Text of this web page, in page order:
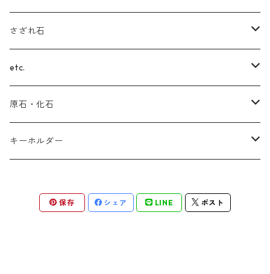
サファイア
翡翠（ヒスイ）
セラフィナイト
ラピスラズリ
エメラルド
ブルートパーズ
ターコイズ
ルビー
シェブロン
ローマングラス
インカローズ(ロードクロサイト)
チャロアイト
ラリマー
タンザナイト
アゼツライト
ルチルクォーツ
ブルートパーズ
サファイア
フローライト
スモーキークォーツ
アメジスト
ブラウンイエロークォーツ
さざれ石
(ヒマラヤ)水晶
ガーデンクォーツ
(スター)ローズクォーツ
etc.
(スター)ローズクォーツ
マラカイト
ラブラドライト
原石・化石
アメジスト
アンモナイト
キーホルダー
保存 シェア LINE ポスト